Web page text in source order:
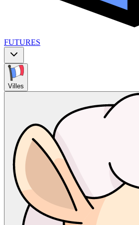
FUTURES
Villes